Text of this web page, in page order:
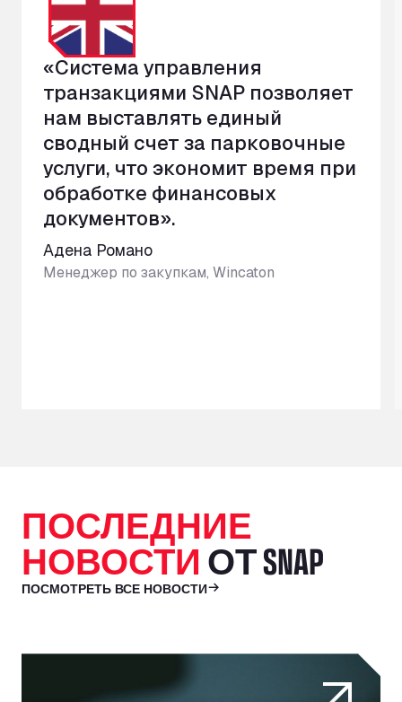
«Система управления
транзакциями SNAP позволяет
нам выставлять единый
сводный счет за парковочные
услуги, что экономит время при
обработке финансовых
документов».
Адена Романо
Менеджер по закупкам, Wincaton
ПОСЛЕДНИЕ
НОВОСТИ ОТ SNAP
ПОСМОТРЕТЬ ВСЕ НОВОСТИ
Как мониторинг автопарка в режиме реального